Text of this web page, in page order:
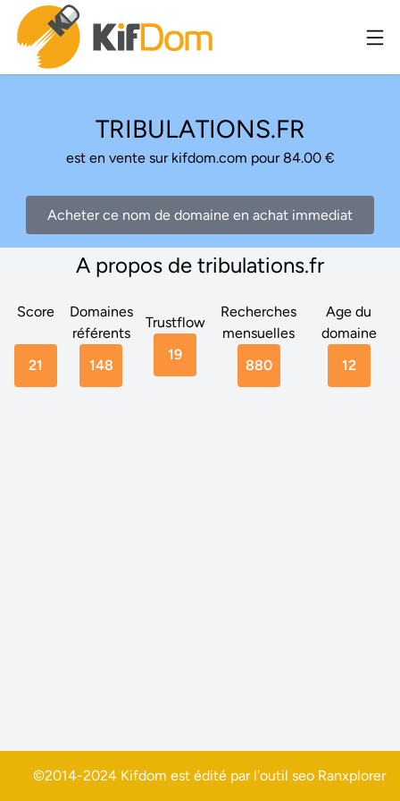
TRIBULATIONS.FR
est en vente sur kifdom.com pour 84.00 €
Acheter ce nom de domaine en achat immediat
A propos de tribulations.fr
Score
21
Domaines
référents
148
Trustflow
19
Recherches
mensuelles
880
Age du
domaine
12
©2014-2024 Kifdom est édité par l'outil seo Ranxplorer